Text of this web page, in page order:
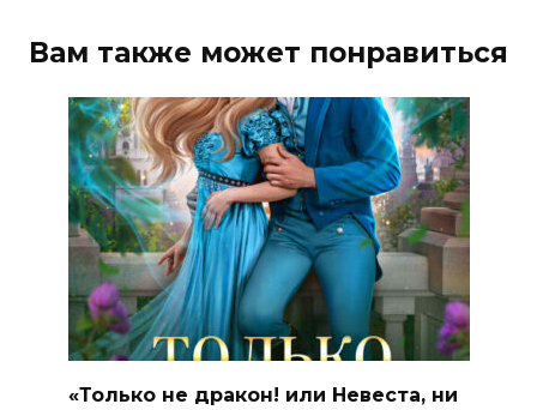
Вам также может понравиться
«Только не дракон! или Невеста, ни